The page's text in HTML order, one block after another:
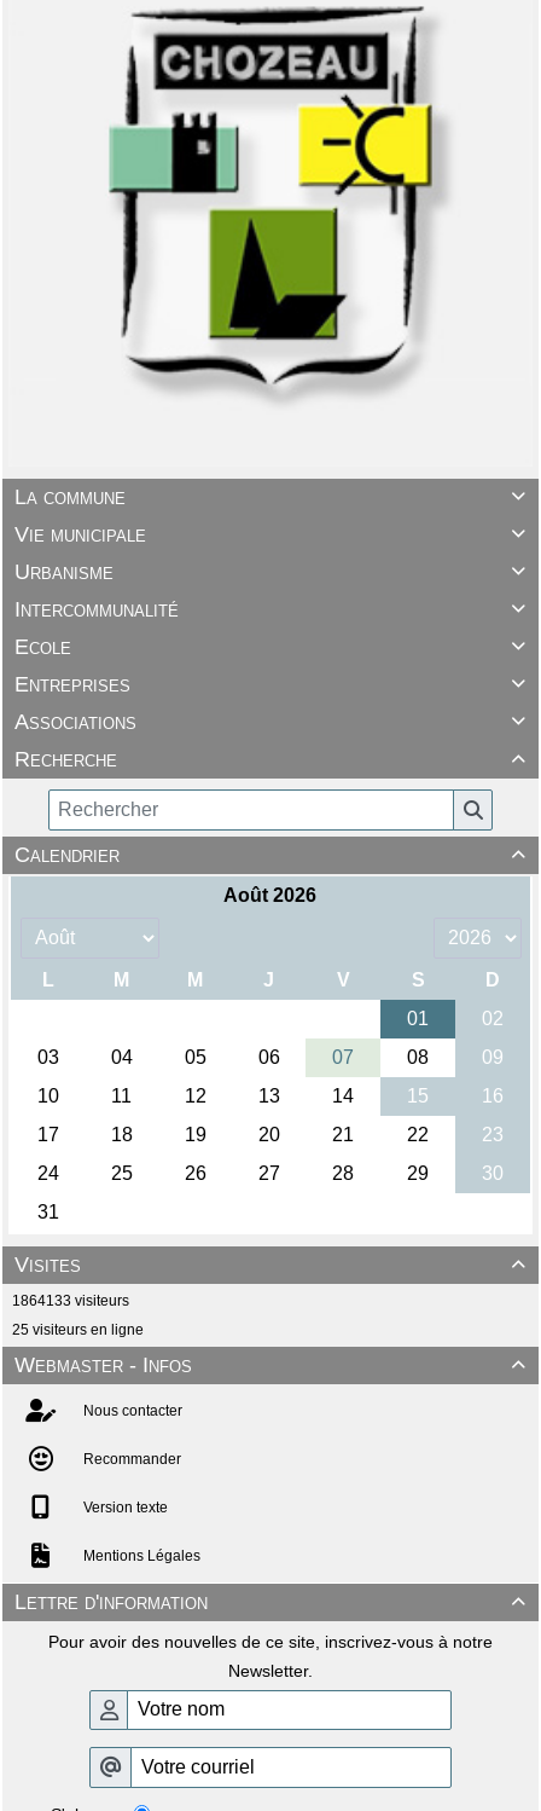

La commune

Vie municipale

Urbanisme

Intercommunalité

Ecole

Entreprises

Associations

Recherche

Calendrier

Visites
1864133 visiteurs
25 visiteurs en ligne

Webmaster - Infos
Nous contacter
Recommander
Version texte
Mentions Légales

Lettre d'information
Pour avoir des nouvelles de ce site, inscrivez-vous à notre
Newsletter.